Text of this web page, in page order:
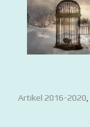
Artikel 2016-2020